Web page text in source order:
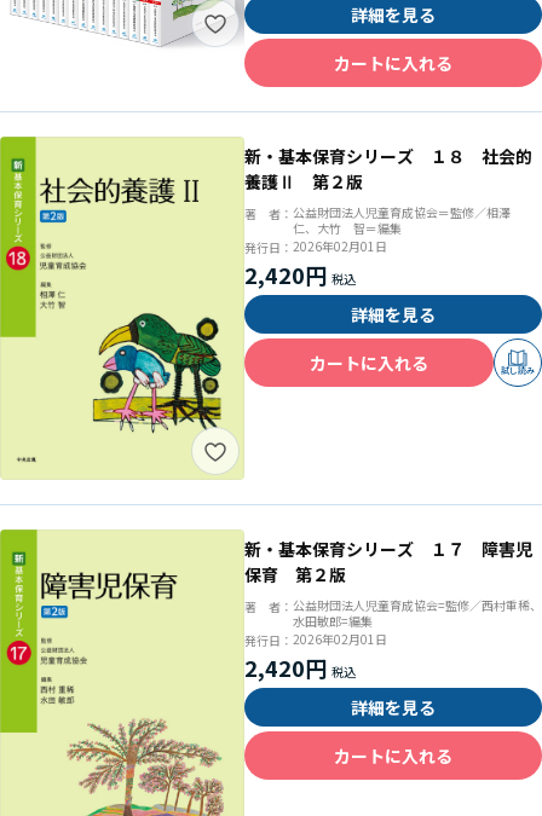
詳細を見る
カートに入れる
新・基本保育シリーズ １８ 社会的
養護Ⅱ 第２版
著 者： 公益財団法人児童育成協会＝監修／相澤
仁、大竹 智＝編集
発行日： 2026年02月01日
2,420円
詳細を見る
カートに入れる
試し読み
新・基本保育シリーズ １７ 障害児
保育 第２版
著 者： 公益財団法人児童育成協会=監修／西村重稀、
水田敏郎=編集
発行日： 2026年02月01日
2,420円
詳細を見る
カートに入れる